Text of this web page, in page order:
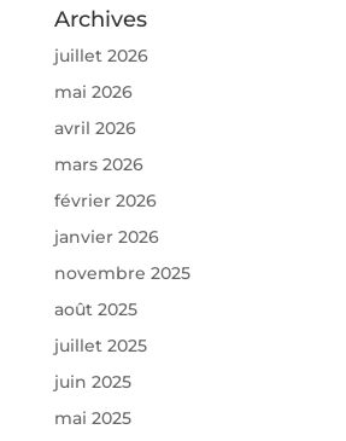
Archives
juillet 2026
mai 2026
avril 2026
mars 2026
février 2026
janvier 2026
novembre 2025
août 2025
juillet 2025
juin 2025
mai 2025